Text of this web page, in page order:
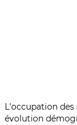
L'occupation
évolution